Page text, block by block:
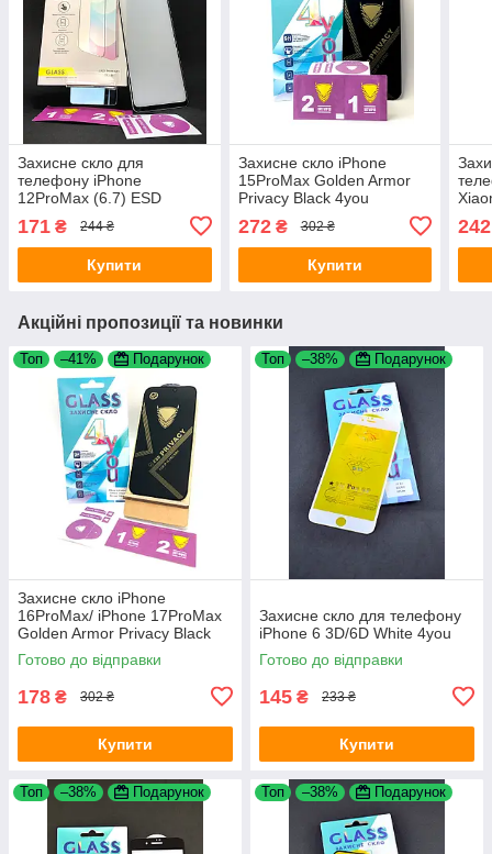
Захисне скло для
телефону iPhone
12ProMax (6.7) ESD
171 ₴ 244 ₴
Купити
Захисне скло iPhone
15ProMax Golden Armor
Privacy Black 4you
272₴ 302 ₴
Купити
242
Акційні пропозиції та новинки
Топ –41% Подарунок
Захисне скло iPhone
16ProMax/ iPhone 17ProMax
Golden Armor Privacy Black
4you
Готово до відправки
178 ₴ 302 ₴
Купити
Топ –38% Подарунок
Захисне скло для телефону
iPhone 6 3D/6D White 4you
Готово до відправки
145 ₴ 233 ₴
Купити
Топ –38% Подарунок Топ –38% Подарунок